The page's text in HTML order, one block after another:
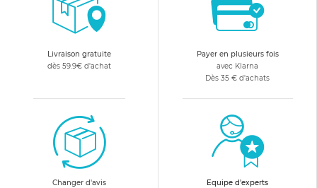
Livraison gratuite
dès 59.9€ d'achat
Payer en plusieurs fois
avec Klarna
Dès 35 € d'achats
Changer d'avis
Equipe d'experts